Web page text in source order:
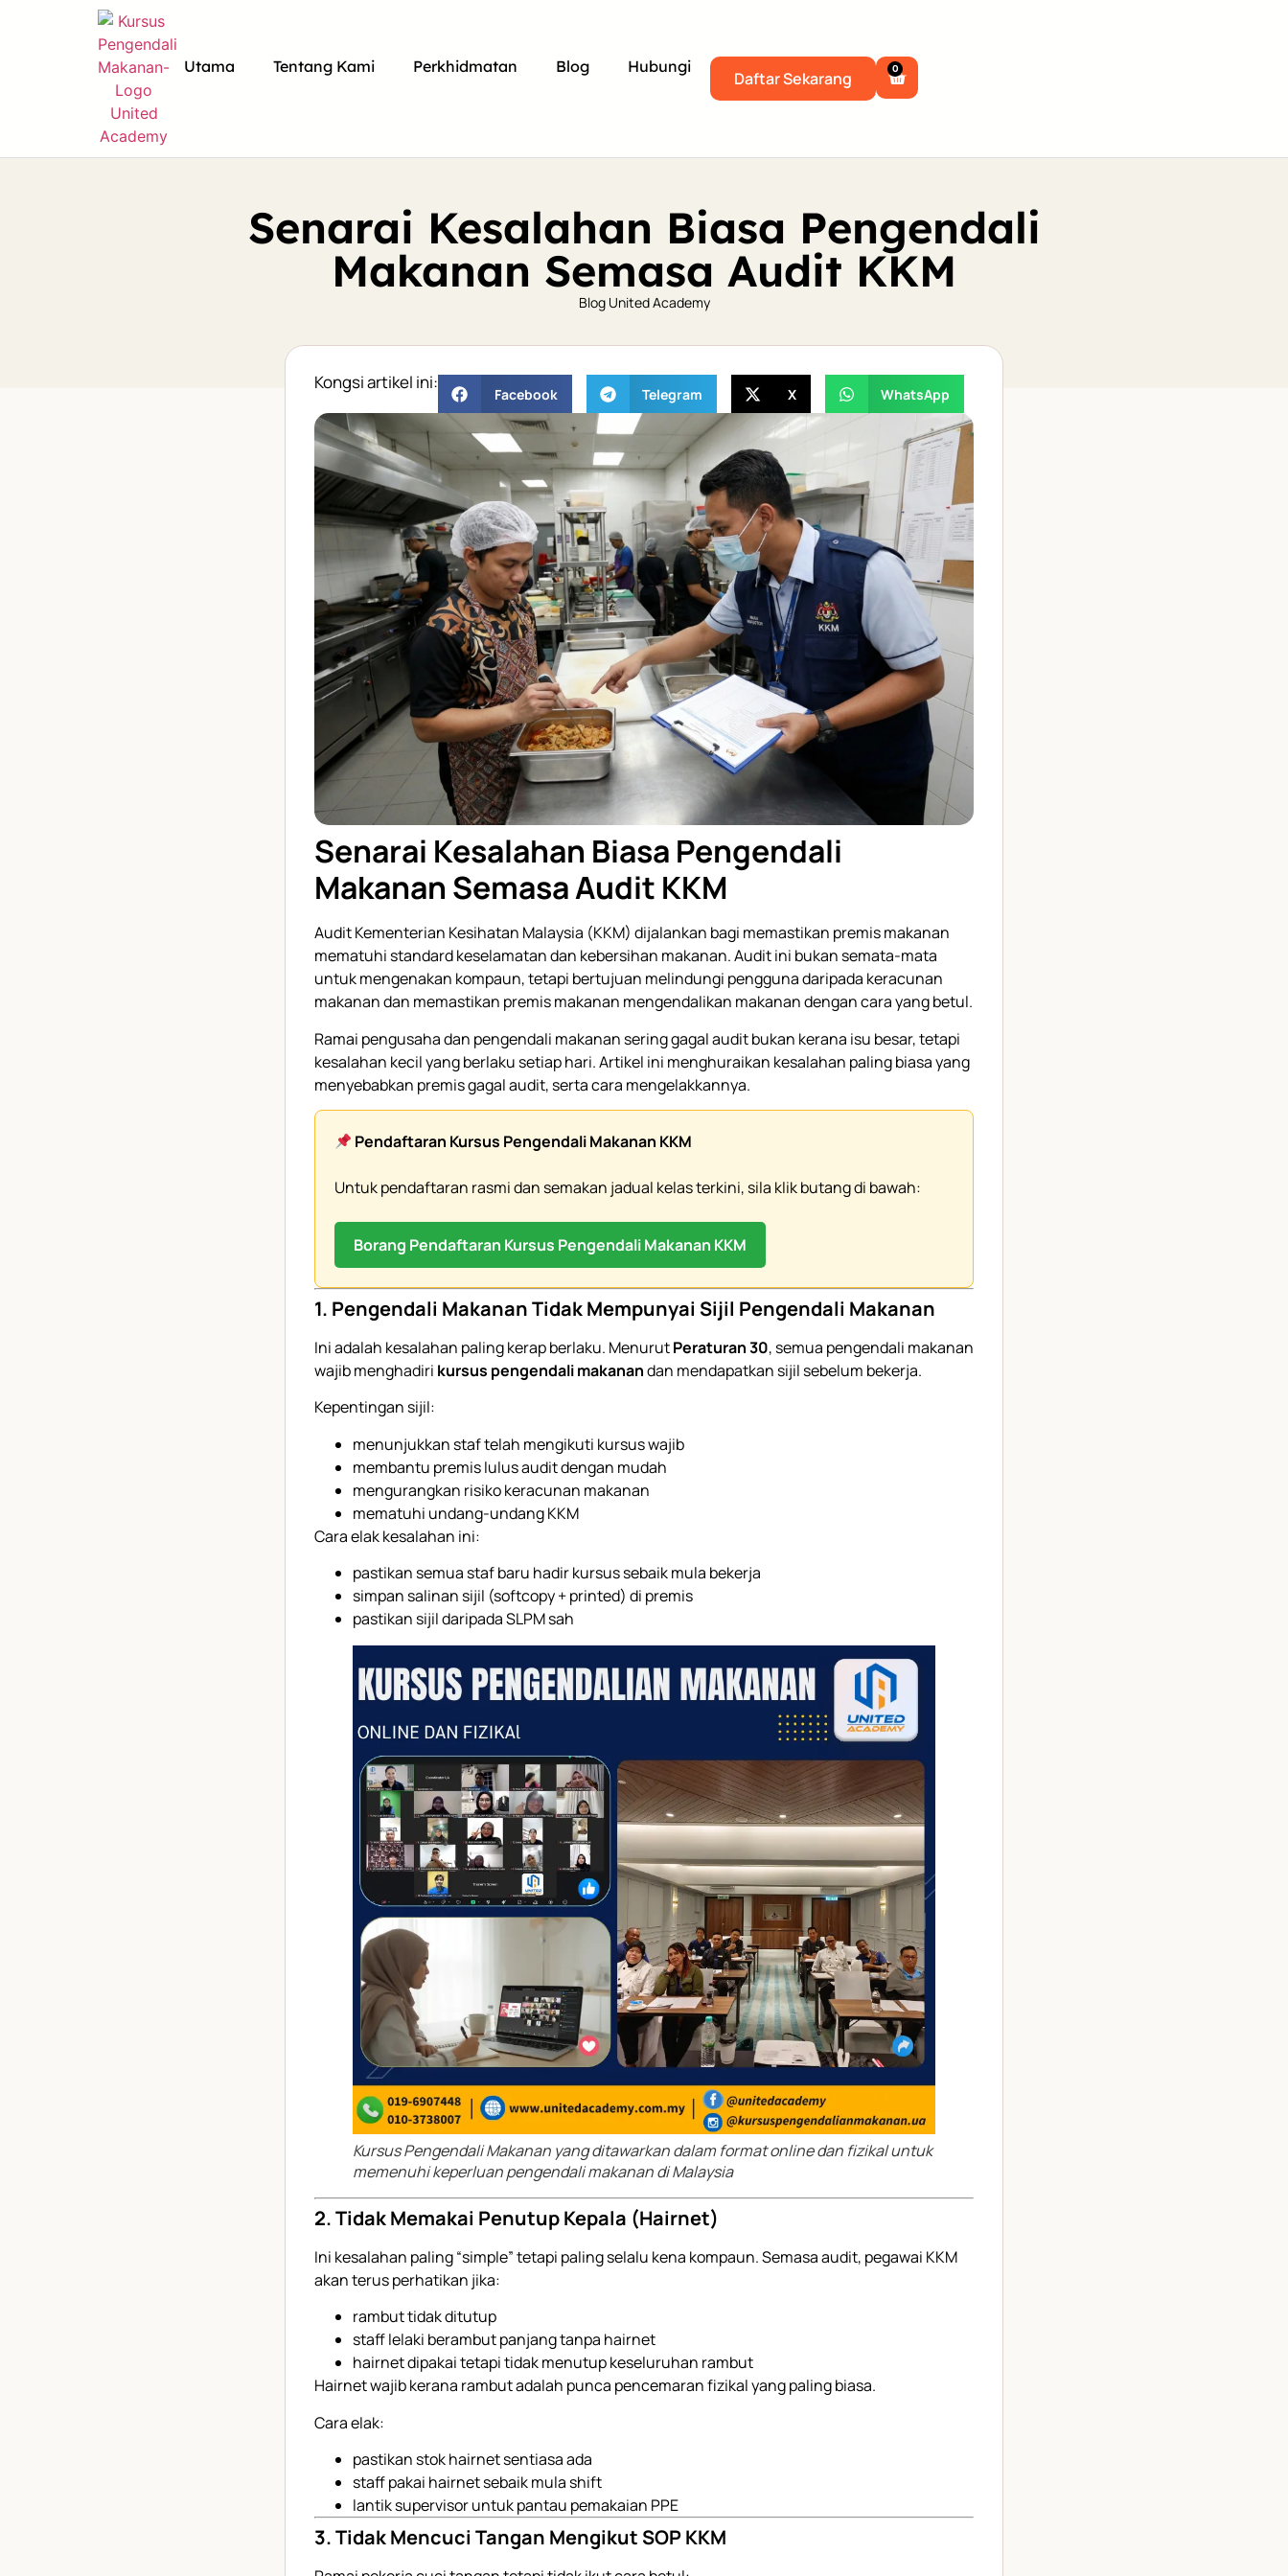
Utama Tentang Kami Perkhidmatan Blog Hubungi
Daftar Sekarang 0
Senarai Kesalahan Biasa Pengendali
Makanan Semasa Audit KKM
Blog United Academy
Kongsi artikel ini:
Facebook Telegram X WhatsApp
Senarai Kesalahan Biasa Pengendali
Makanan Semasa Audit KKM
Audit Kementerian Kesihatan Malaysia (KKM) dijalankan bagi memastikan premis makanan
mematuhi standard keselamatan dan kebersihan makanan. Audit ini bukan semata-mata
untuk mengenakan kompaun, tetapi bertujuan melindungi pengguna daripada keracunan
makanan dan memastikan premis makanan mengendalikan makanan dengan cara yang betul.
Ramai pengusaha dan pengendali makanan sering gagal audit bukan kerana isu besar, tetapi
kesalahan kecil yang berlaku setiap hari. Artikel ini menghuraikan kesalahan paling biasa yang
menyebabkan premis gagal audit, serta cara mengelakkannya.
Pendaftaran Kursus Pengendali Makanan KKM
Untuk pendaftaran rasmi dan semakan jadual kelas terkini, sila klik butang di bawah:
Borang Pendaftaran Kursus Pengendali Makanan KKM
1. Pengendali Makanan Tidak Mempunyai Sijil Pengendali Makanan
Ini adalah kesalahan paling kerap berlaku. MenurutPeraturan 30, semua pengendali makanan
wajib menghadiri kursus pengendali makanandan mendapatkan sijil sebelum bekerja.
Kepentingan sijil:
menunjukkan staf telah mengikuti kursus wajib
membantu premis lulus audit dengan mudah
mengurangkan risiko keracunan makanan
mematuhi undang-undang KKM
Cara elak kesalahan ini:
pastikan semua staf baru hadir kursus sebaik mula bekerja
simpan salinan sijil (softcopy + printed) di premis
pastikan sijil daripada SLPM sah
Kursus Pengendali Makanan yang ditawarkan dalam format online dan fizikal untuk
memenuhi keperluan pengendali makanan di Malaysia
2. Tidak Memakai Penutup Kepala (Hairnet)
Ini kesalahan paling “simple” tetapi paling selalu kena kompaun. Semasa audit, pegawai KKM
akan terus perhatikan jika:
rambut tidak ditutup
staff lelaki berambut panjang tanpa hairnet
hairnet dipakai tetapi tidak menutup keseluruhan rambut
Hairnet wajib kerana rambut adalah punca pencemaran fizikal yang paling biasa.
Cara elak:
pastikan stok hairnet sentiasa ada
staff pakai hairnet sebaik mula shift
lantik supervisor untuk pantau pemakaian PPE
3. Tidak Mencuci Tangan Mengikut SOP KKM